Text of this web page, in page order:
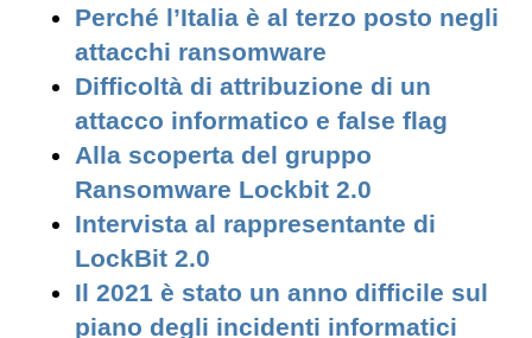
Perché l’Italia è al terzo posto negli
attacchi ransomware
Difficoltà di attribuzione di un
attacco informatico e false flag
Alla scoperta del gruppo
Ransomware Lockbit 2.0
Intervista al rappresentante di
LockBit 2.0
Il 2021 è stato un anno difficile sul
piano degli incidenti informatici